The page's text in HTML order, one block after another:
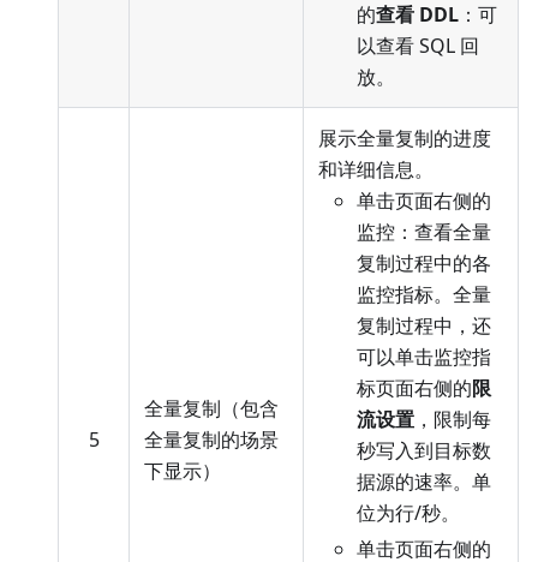
的查看 DDL ：可
以查看 SQL 回
放。
5
全量复制（包含
全量复制的场景
下显示）
展示全量复制的进度
和详细信息。
单击页面右侧的
监控：查看全量
复制过程中的各
监控指标。全量
复制过程中，还
可以单击监控指
标页面右侧的限
流设置 ，限制每
秒写入到目标数
据源的速率。单
位为行/秒。
单击页面右侧的